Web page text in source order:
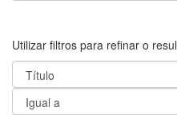
Utilizar filtros para refinar o